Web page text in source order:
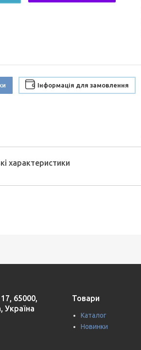
Інформація для замовлення
характеристики
65000,
Україна
Товари
Каталог
Новинки